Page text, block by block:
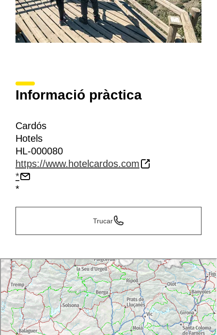
Informació pràctica
Cardós
Hotels
HL-000080
https://www.hotelcardos.com
*
*
Trucar